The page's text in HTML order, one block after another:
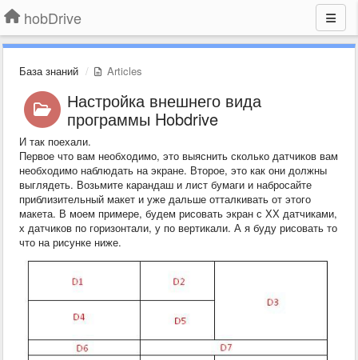
hobDrive
База знаний Articles
Настройка внешнего вида
программы Hobdrive
И так поехали.
Первое что вам необходимо, это выяснить сколько датчиков вам
необходимо наблюдать на экране. Второе, это как они должны
выглядеть. Возьмите карандаш и лист бумаги и набросайте
приблизительный макет и уже дальше отталкивать от этого
макета. В моем примере, будем рисовать экран с ХХ датчиками,
х датчиков по горизонтали, у по вертикали. А я буду рисовать то
что на рисунке ниже.